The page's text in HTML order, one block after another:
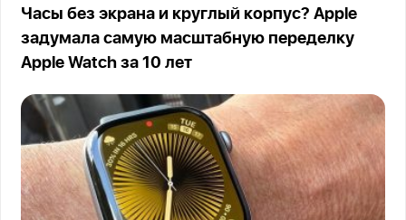
Часы без экрана и круглый корпус? Apple
задумала самую масштабную переделку
Apple Watch за 10 лет